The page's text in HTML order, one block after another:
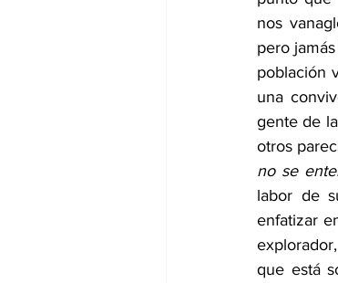
nos
pero
población
una
gente de
no se
labor de
enfatizar
que está